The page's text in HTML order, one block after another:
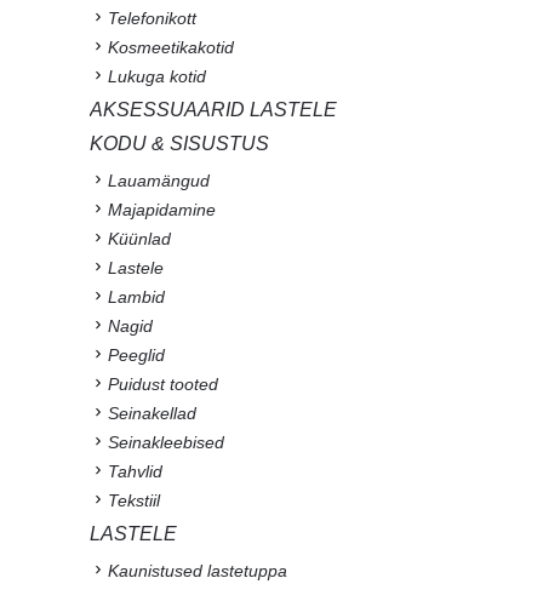
Telefonikott
Kosmeetikakotid
Lukuga kotid
AKSESSUAARID LASTELE
KODU & SISUSTUS
Lauamängud
Majapidamine
Küünlad
Lastele
Lambid
Nagid
Peeglid
Puidust tooted
Seinakellad
Seinakleebised
Tahvlid
Tekstiil
LASTELE
Kaunistused lastetuppa